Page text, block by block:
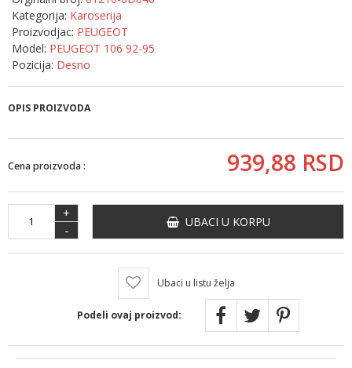
Kategorija: Karoserija
Proizvodjac: PEUGEOT
Model: PEUGEOT 106 92-95
Pozicija: Desno
OPIS PROIZVODA
Cena proizvoda : 939,88 RSD
+
-
UBACI U KORPU
Ubaci u listu želja
Podeli ovaj proizvod: